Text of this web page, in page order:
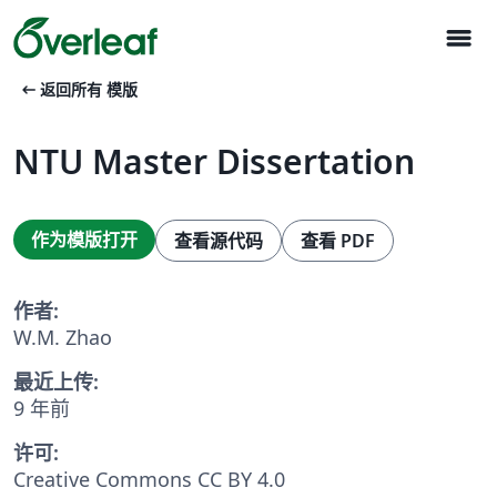
menu
arrow_left_alt 返回所有 模版
NTU Master Dissertation
作为模版打开 查看源代码 查看 PDF
作者:
W.M. Zhao
最近上传:
9 年前
许可:
Creative Commons CC BY 4.0